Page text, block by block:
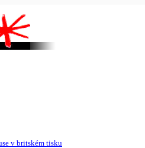
v britském tisku